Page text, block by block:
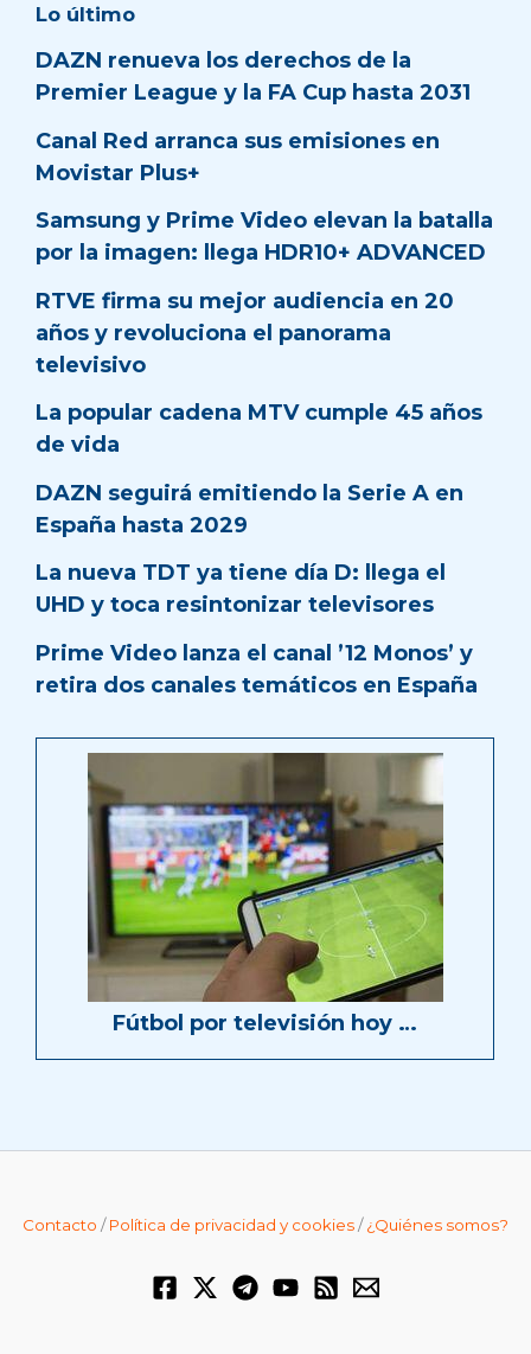
Lo último
DAZN renueva los derechos de la
Premier League y la FA Cup hasta 2031
Canal Red arranca sus emisiones en
Movistar Plus+
Samsung y Prime Video elevan la batalla
por la imagen: llega HDR10+ ADVANCED
RTVE firma su mejor audiencia en 20
años y revoluciona el panorama
televisivo
La popular cadena MTV cumple 45 años
de vida
DAZN seguirá emitiendo la Serie A en
España hasta 2029
La nueva TDT ya tiene día D: llega el
UHD y toca resintonizar televisores
Prime Video lanza el canal ’12 Monos’ y
retira dos canales temáticos en España
Fútbol por televisión hoy …
Contacto /Política de privacidad y cookies/¿Quiénes somos?